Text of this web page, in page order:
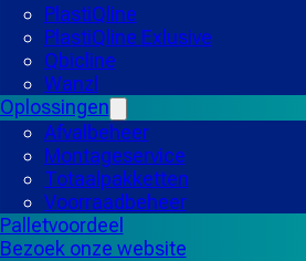
PlastiQline
PlastiQline Exlusive
Qbicline
Wanzl
Oplossingen
Afvalbeheer
Montageservice
Totaalpakketten
Voorraadbeheer
Palletvoordeel
Bezoek onze website